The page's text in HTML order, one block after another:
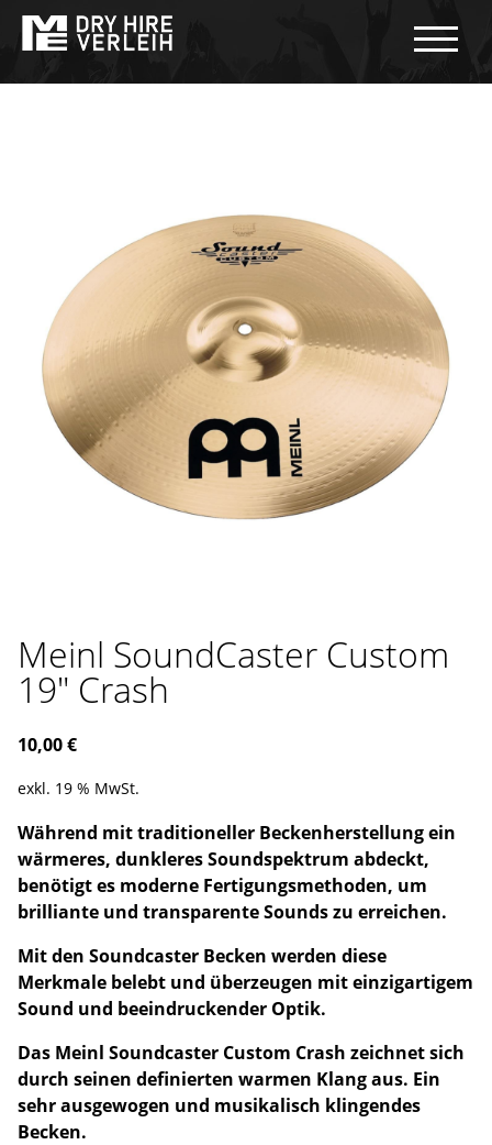
Meinl SoundCaster Custom
19″ Crash
10,00€
exkl. 19 % MwSt.
Während mit traditioneller Beckenherstellung ein
wärmeres, dunkleres Soundspektrum abdeckt,
benötigt es moderne Fertigungsmethoden, um
brilliante und transparente Sounds zu erreichen.
Mit den Soundcaster Becken werden diese
Merkmale belebt und überzeugen mit einzigartigem
Sound und beeindruckender Optik.
Das Meinl Soundcaster Custom Crash zeichnet sich
durch seinen definierten warmen Klang aus. Ein
sehr ausgewogen und musikalisch klingendes
Becken.